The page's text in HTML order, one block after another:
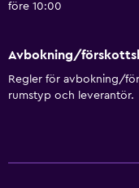
före 10:00
Avbokning/
Regler för avbokning/
rumstyp och leverantör.